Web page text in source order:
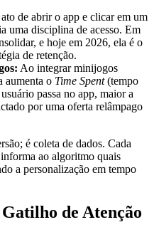
de abrir o app e clicar em um
uma disciplina de acesso. Em
e hoje em 2026, ela é o
de retenção.
Ao integrar minijogos
aumenta o Time Spent(tempo
passa no app, maior a
por uma oferta relâmpago
é coleta de dados. Cada
ao algoritmo quais
a personalização em tempo
de Atenção